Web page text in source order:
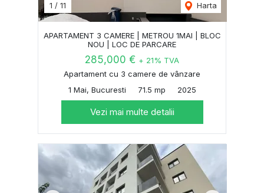
1 / 11 Harta
APARTAMENT 3 CAMERE | METROU 1MAI | BLOC
NOU | LOC DE PARCARE
285,000 € + 21% TVA
Apartament cu 3 camere de vânzare
1 Mai, Bucuresti
71.5 mp 2025
Vezi mai multe detalii